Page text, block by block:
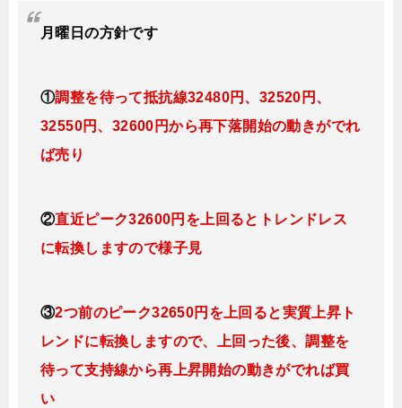
月曜日の方針です
①調整を待って抵抗線32480円、32520円、
32550円、32600円から再下落開始の動きがでれ
ば売り
②直近ピーク32600円を上回るとトレンドレス
に転換しますので様子見
③2つ前のピーク32650円を上回ると実質上昇ト
レンドに転換しますので、上回った後、調整を
待って支持線から再上昇開始の動きがでれば買
い